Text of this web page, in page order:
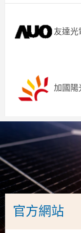
友達光
加國陽
官方網站